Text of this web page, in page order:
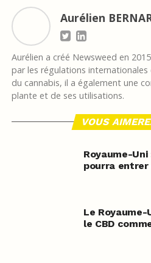
Aurélien
Aurélien a créé Newsweed en
par les régulations
du cannabis, il a également une
plante et de ses utilisations.
VOUS
Royaume-
pourra entrer
Le
le CBD